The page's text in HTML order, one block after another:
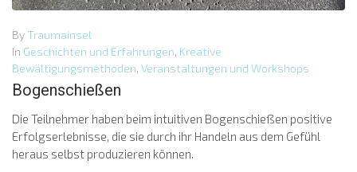
By Traumainsel
In Geschichten und Erfahrungen, Kreative
Bewältigungsmethoden, Veranstaltungen und Workshops
Bogenschießen
Die Teilnehmer haben beim intuitiven Bogenschießen positive
Erfolgserlebnisse, die sie durch ihr Handeln aus dem Gefühl
heraus selbst produzieren können.